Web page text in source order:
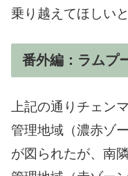
乗り越えてほしい
番外編：ラムプ
上記の通りチェン
管理地域（濃赤ゾ
が図られたが、南